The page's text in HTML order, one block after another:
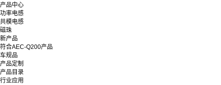
产品中心
功率电感
共模电感
磁珠
新产品
符合AEC-Q200产品
车规品
产品定制
产品目录
行业应用